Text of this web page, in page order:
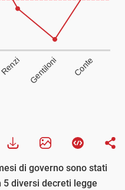
di governo sono stati
diversi decreti legge